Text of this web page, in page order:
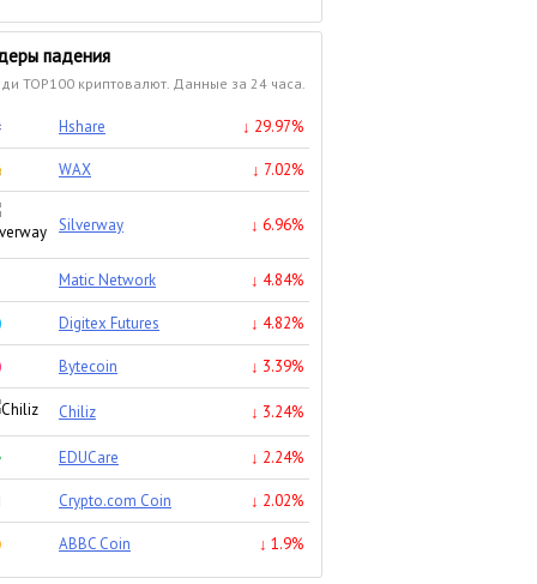
падения
TOP100 криптовалют. Данные за 24 часа.
Hshare ↓ 29.97%
WAX ↓ 7.02%
Silverway ↓ 6.96%
Matic Network ↓ 4.84%
Digitex Futures ↓ 4.82%
Bytecoin ↓ 3.39%
Chiliz ↓ 3.24%
EDUCare ↓ 2.24%
Crypto.com Coin ↓ 2.02%
ABBC Coin ↓ 1.9%